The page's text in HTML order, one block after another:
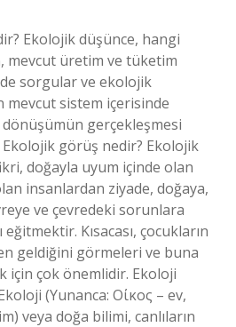
Ekolojik düşünce, hangi
mevcut üretim ve tüketim
sorgular ve ekolojik
mevcut sistem içerisinde
gerçekleşmesi
görüş nedir? Ekolojik
doğayla uyum içinde olan
insanlardan ziyade, doğaya,
ve çevredeki sorunlara
Kısacası, çocukların
geldiğini görmeleri ve buna
için çok önemlidir. Ekoloji
(Yunanca: Οίκος – ev,
veya doğa bilimi, canlıların